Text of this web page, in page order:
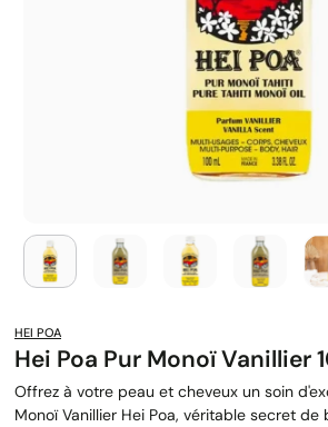
HEI POA
Hei Poa Pur Monoï Vanillier
Offrez à votre peau et cheveux un soin
Monoï Vanillier Hei Poa, véritable secret